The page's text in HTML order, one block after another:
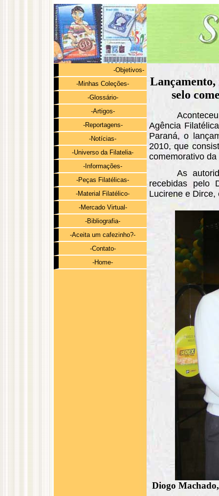
-Objetivos-
-Minhas Coleções-
-Glossário-
-Artigos-
-Reportagens-
-Notícias-
-Universo da Filatelia-
-Informações-
-Peças Filatélicas-
-Material Filatélico-
-Mercado Virtual-
-Bibliografia-
-Aceita um cafezinho?-
-Contato-
-Home-
selo
Agência
Paraná, o
2010, que
comemorativo da
As
recebidas pelo
Lucirene e
Diogo